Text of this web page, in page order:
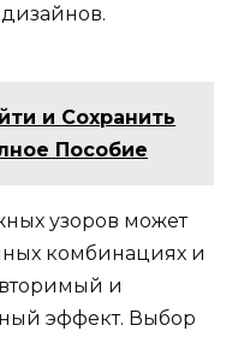
и Сохранить
Пособие
узоров может
комбинациях и
и
эффект. Выбор